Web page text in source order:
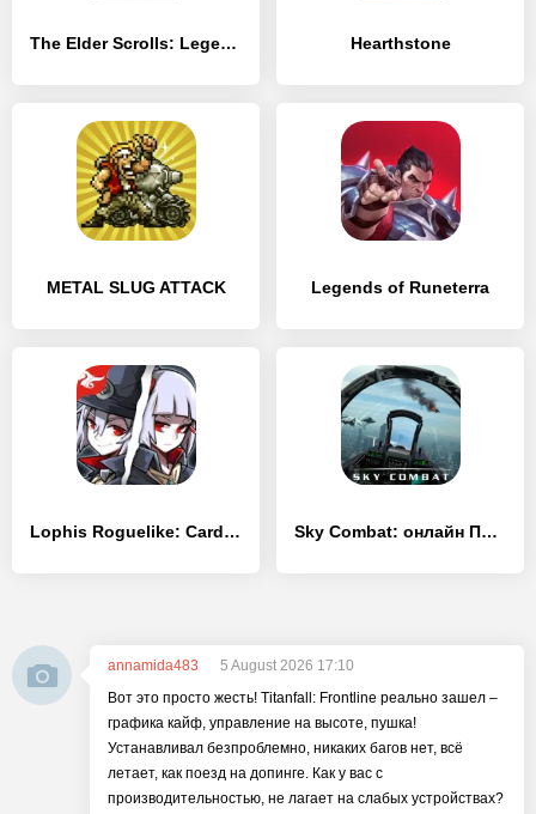
The Elder Scrolls: Legends Hearthstone
METAL SLUG ATTACK Legends of Runeterra
Lophis Roguelike: Card RPG game, Darkest Dungeon Sky Combat: онлайн ПВП бои на самолётах 5х5
annamida483
5 August 2026 17:10
Вот это просто жесть! Titanfall: Frontline реально зашел –
графика кайф, управление на высоте, пушка!
Устанавливал безпроблемно, никаких багов нет, всё
летает, как поезд на допинге. Как у вас с
производительностью, не лагает на слабых устройствах?